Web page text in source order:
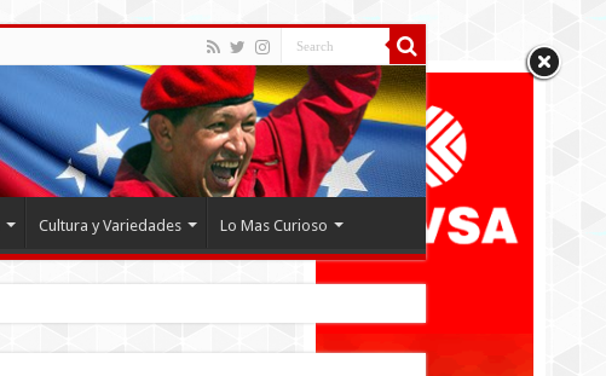
Cultura y Variedades Lo Mas Curioso